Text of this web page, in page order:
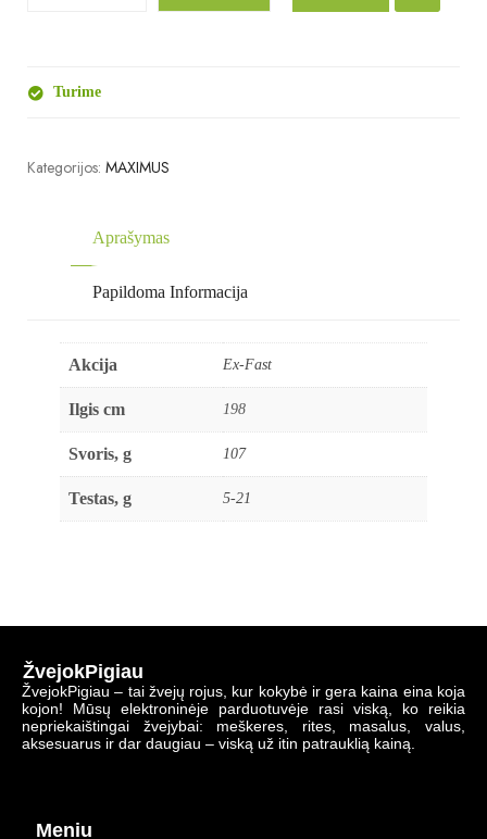
Turime
Kategorijos: MAXIMUS
Aprašymas
Papildoma Informacija
Akcija Ex-Fast
Ilgis cm 198
Svoris, g 107
Testas, g 5-21
ŽvejokPigiau
ŽvejokPigiau – tai žvejų rojus, kur kokybė ir gera kaina eina koja
kojon! Mūsų elektroninėje parduotuvėje rasi viską, ko reikia
nepriekaištingai žvejybai: meškeres, rites, masalus, valus,
aksesuarus ir dar daugiau – viską už itin patrauklią kainą.
Meniu